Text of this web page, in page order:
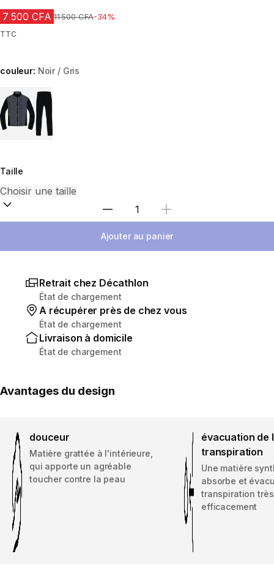
7 500 CFA Prix avant réduction
11 500 CFA-34%
TTC
couleur: Noir / Gris
Choose a variant
Taille
Choisir une quantité
Ajouter au panier
Retrait chez Décathlon
État de chargement
A récupérer près de chez vous
État de chargement
Livraison à domicile
État de chargement
Avantages du design
douceur
Matière grattée à l'intérieure,
qui apporte un agréable
toucher contre la peau
évacuation de
transpiration
Une matière
absorbe et
transpiration très
efficacement